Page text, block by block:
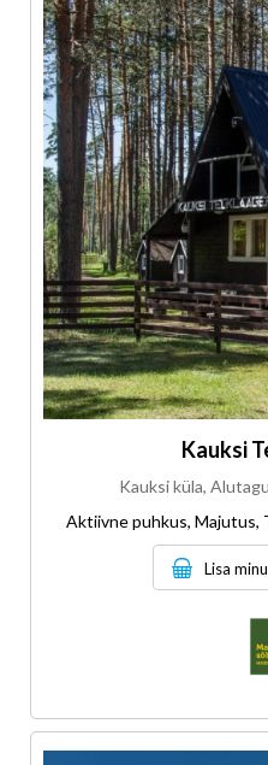
Kauksi
Kauksi küla,
Aktiivne puhkus, Majutus,
Lisa